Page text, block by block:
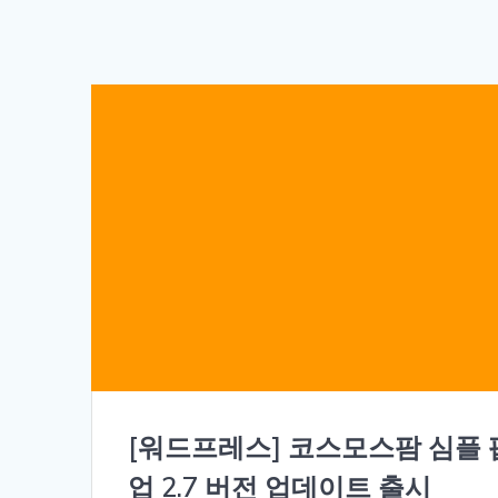
[워드프레스] 코스모스팜 심플
업 2.7 버전 업데이트 출시